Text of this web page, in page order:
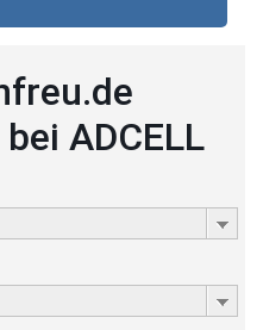
ADCELL